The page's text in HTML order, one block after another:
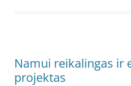
Namui reikalingas ir
projektas